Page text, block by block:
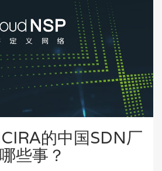
的中国SDN厂
些事？